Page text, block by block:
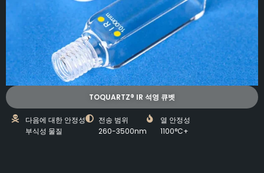
TOQUARTZ® IR 석영 큐벳
다음에 대한 안정성
부식성 물질
전송 범위
260-3500nm
열 안정성
1100°C+